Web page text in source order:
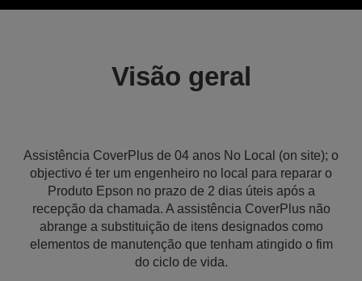
Visão geral
Assistência CoverPlus de 04 anos No Local (on site); o
objectivo é ter um engenheiro no local para reparar o
Produto Epson no prazo de 2 dias úteis após a
recepção da chamada. A assistência CoverPlus não
abrange a substituição de itens designados como
elementos de manutenção que tenham atingido o fim
do ciclo de vida.